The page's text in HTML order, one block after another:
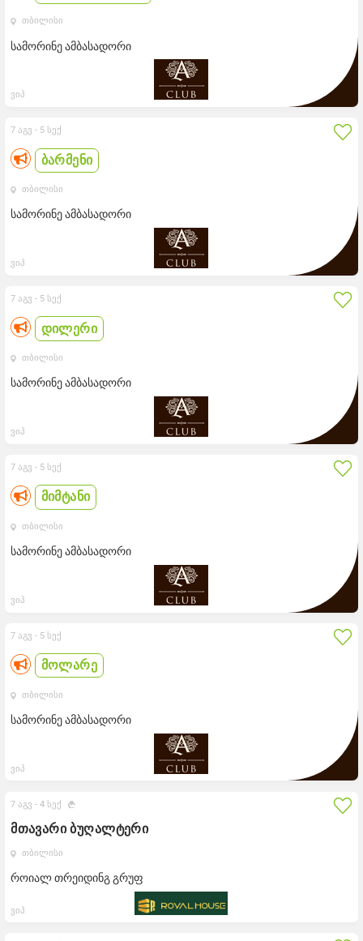
თბილისი
სამორინე ამბასადორი
ვიპ
ბარმენი
თბილისი
სამორინე ამბასადორი
7 აგვ - 5 სექ
ვიპ
დილერი
თბილისი
სამორინე ამბასადორი
7 აგვ - 5 სექ
ვიპ
მიმტანი
თბილისი
სამორინე ამბასადორი
7 აგვ - 5 სექ
ვიპ
მოლარე
თბილისი
სამორინე ამბასადორი
7 აგვ - 5 სექ
ვიპ
მთავარი ბუღალტერი
თბილისი
როიალ თრეიდინგ გრუფ
7 აგვ -4 სექ
ვიპ